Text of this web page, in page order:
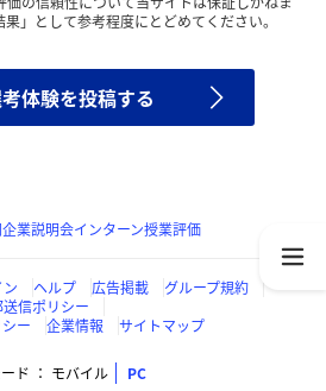
」として参考程度にとどめてください。
体験を投稿する
業説明会インターン授業評価
ヘルプ 広告掲載
グループ規約
信ポリシー
ー
企業情報 サイトマップ
ド モバイル PC